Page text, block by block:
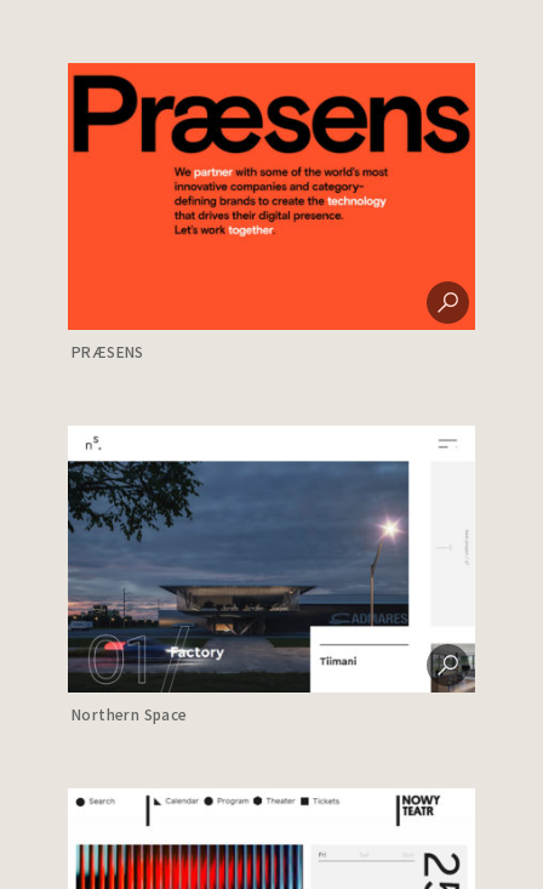
PRÆSENS
Northern Space